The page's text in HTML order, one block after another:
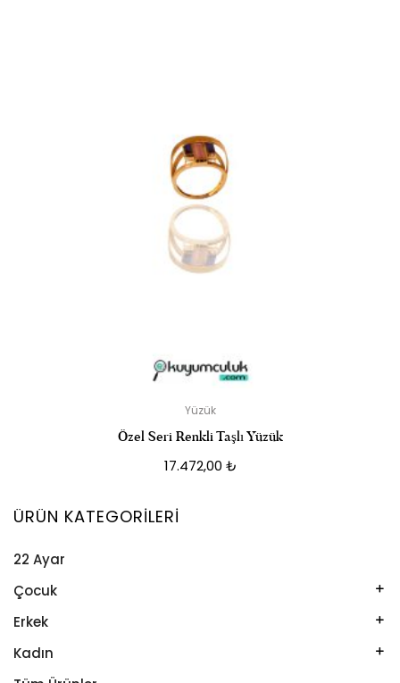
Yüzük
Özel Seri Renkli Taşlı Yüzük
17.472,00 ₺
ÜRÜN KATEGORILERI
22 Ayar
Çocuk
Kelepçe
Kolye
Künye
Erkek
Kelepçe
Kadın